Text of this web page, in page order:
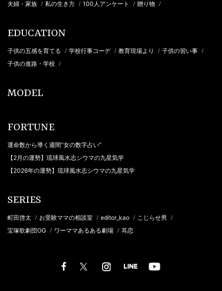
夫婦・家族 / 私の生き方 / 100人アンケート / 贈り物 /
EDUCATION
子供の五感を育てる / 学校行事コーデ / 教育現場より / 子供の習い事 /
子供の進路・学校 /
MODEL
FORTUNE
運命数から導く週間“女の数字占い”
【2月の運勢】琉球風水志シウマの九星気学
【2026年の運勢】琉球風水志シウマの九星気学
SERIES
町田啓太 / お受験ママの相談室 / editor_kao / こじらせ男 /
宝塚歌劇団OG / ワーママあるある劇場 / 耳恋